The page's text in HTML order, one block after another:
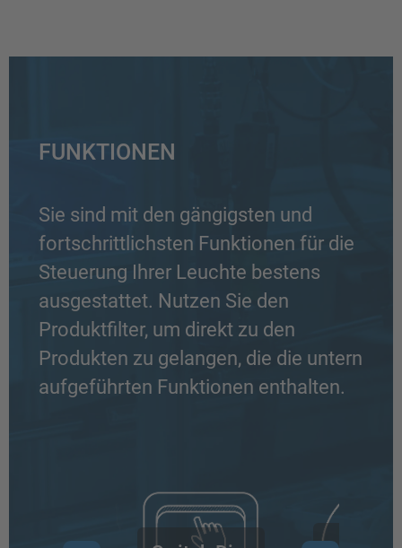
FUNKTIONEN
Sie sind mit den gängigsten und
fortschrittlichsten Funktionen für die
Steuerung Ihrer Leuchte bestens
ausgestattet. Nutzen Sie den
Produktfilter, um direkt zu den
Produkten zu gelangen, die die untern
aufgeführten Funktionen enthalten.